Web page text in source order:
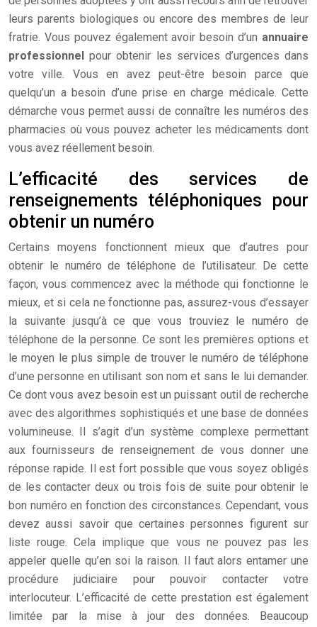
leurs parents biologiques ou encore des membres de leur
fratrie. Vous pouvez également avoir besoin d’un annuaire
professionnelpour obtenir les services d’urgences dans
votre ville. Vous en avez peut-être besoin parce que
quelqu’un a besoin d’une prise en charge médicale. Cette
démarche vous permet aussi de connaître les numéros des
pharmacies où vous pouvez acheter les médicaments dont
vous avez réellement besoin.
L’efficacité des services de
renseignements téléphoniques pour
obtenir un numéro
Certains moyens fonctionnent mieux que d’autres pour
obtenir le numéro de téléphone de l’utilisateur. De cette
façon, vous commencez avec la méthode qui fonctionne le
mieux, et si cela ne fonctionne pas, assurez-vous d’essayer
la suivante jusqu’à ce que vous trouviez le numéro de
téléphone de la personne. Ce sont les premières options et
le moyen le plus simple de trouver le numéro de téléphone
d’une personne en utilisant son nom et sans le lui demander.
Ce dont vous avez besoin est un puissant outil de recherche
avec des algorithmes sophistiqués et une base de données
volumineuse. Il s’agit d’un système complexe permettant
aux fournisseurs de renseignement de vous donner une
réponse rapide. Il est fort possible que vous soyez obligés
de les contacter deux ou trois fois de suite pour obtenir le
bon numéro en fonction des circonstances. Cependant, vous
devez aussi savoir que certaines personnes figurent sur
liste rouge. Cela implique que vous ne pouvez pas les
appeler quelle qu’en soi la raison. Il faut alors entamer une
procédure judiciaire pour pouvoir contacter votre
interlocuteur. L’efficacité de cette prestation est également
limitée par la mise à jour des données. Beaucoup